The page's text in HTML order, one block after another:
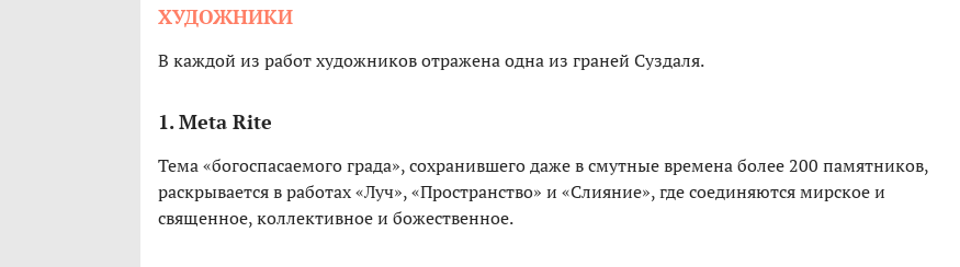
ХУДОЖНИКИ
В каждой из работ художников отражена одна из граней Суздаля.
1. Meta Rite
Тема «богоспасаемого града», сохранившего даже в смутные времена более 200 памятников,
раскрывается в работах «Луч», «Пространство» и «Слияние», где соединяются мирское и
священное, коллективное и божественное.